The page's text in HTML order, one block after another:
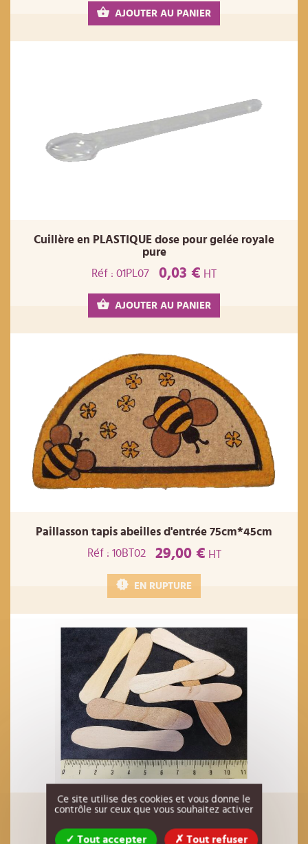
AJOUTER AU PANIER
Cuillère en PLASTIQUE dose pour gelée royale
pure
Réf : 01PL07
0,03 € HT
AJOUTER AU PANIER
Paillasson tapis abeilles d'entrée 75cm*45cm
Réf : 10BT02
29,00 € HT
EN RUPTURE
CUILLERE BOIS SPATULE
Réf : 10PL06
0,03 € HT
Ce site utilise des cookies et vous donne le
contrôle sur ceux que vous souhaitez activer
Tout accepter Tout refuser